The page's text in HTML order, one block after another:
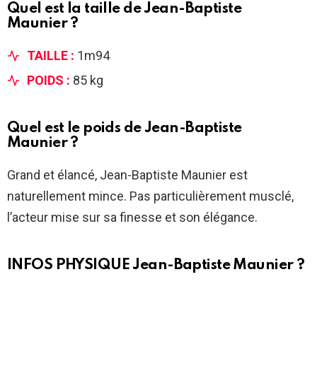
Quel est la taille de Jean-Baptiste
Maunier?
TAILLE : 1m94
POIDS : 85 kg
Quel est le poids de Jean-Baptiste
Maunier?
Grand et élancé, Jean-Baptiste Maunier est
naturellement mince. Pas particulièrement musclé,
l’acteur mise sur sa finesse et son élégance.
INFOS PHYSIQUEJean-Baptiste Maunier?